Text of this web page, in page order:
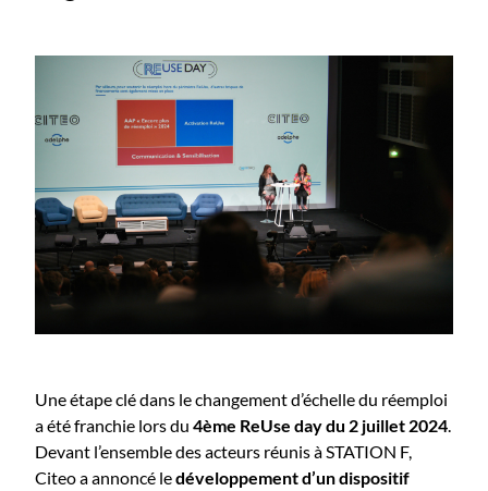
Une étape clé dans le changement d’échelle du réemploi
a été franchie lors du 4ème ReUse day du 2 juillet 2024.
Devant l’ensemble des acteurs réunis à STATION F,
Citeo a annoncé ledéveloppement d’un dispositif